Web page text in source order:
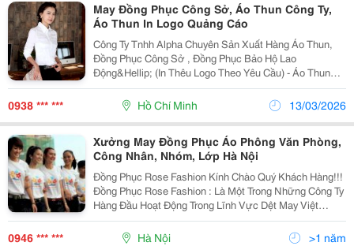
May Đồng Phục Công Sở, Áo Thun Công Ty,
Áo Thun In Logo Quảng Cáo
Công Ty Tnhh Alpha Chuyên Sản Xuất Hàng Áo Thun,
Đồng Phục Công Sở , Đồng Phục Bảo Hộ Lao
Động&Hellip; (In Thêu Logo Theo Yêu Cầu) - Áo Thun
Đồng Phục Công Ty, Xí Nghiệp, Nhà Hàng, Khách Sạn -
Áo Thun Quà Tặng, Sự Kiện, Hội Nghị, Khuyến Mãi, Qu
0938 *** *** Hồ Chí Minh 13/03/2026
Xưởng May Đồng Phục Áo Phông Văn Phòng,
Công Nhân, Nhóm, Lớp Hà Nội
Đồng Phục Rose Fashion Kính Chào Quý Khách Hàng!!!
Đồng Phục Rose Fashion : Là Một Trong Những Công Ty
Hàng Đầu Hoạt Động Trong Lĩnh Vực Dệt May Việt
Nam,Với Các Sản Phẩm May Đồng Phục Công Sở, Văn
Phòng Cho Các Doanh Nghiệp Lớn Nhỏ , Các Công Ty,
0946 *** *** Hà Nội >1 năm